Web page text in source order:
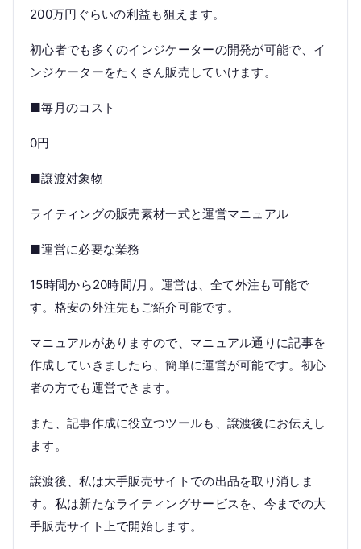
200万円ぐらいの利益も狙えます。
初心者でも多くのインジケーターの開発が可能で、イ
ンジケーターをたくさん販売していけます。
■毎月のコスト
0円
■譲渡対象物
ライティングの販売素材一式と運営マニュアル
■運営に必要な業務
15時間から20時間/月。運営は、全て外注も可能で
す。格安の外注先もご紹介可能です。
マニュアルがありますので、マニュアル通りに記事を
作成していきましたら、簡単に運営が可能です。初心
者の方でも運営できます。
また、記事作成に役立つツールも、譲渡後にお伝えし
ます。
譲渡後、私は大手販売サイトでの出品を取り消しま
す。私は新たなライティングサービスを、今までの大
手販売サイト上で開始します。